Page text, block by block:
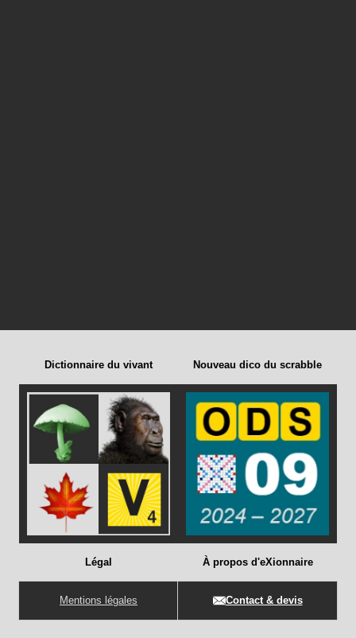
Dictionnaire du vivant Nouveau dico du scrabble
Légal
Mentions légales
À propos d'eXionnaire
Contact & devis